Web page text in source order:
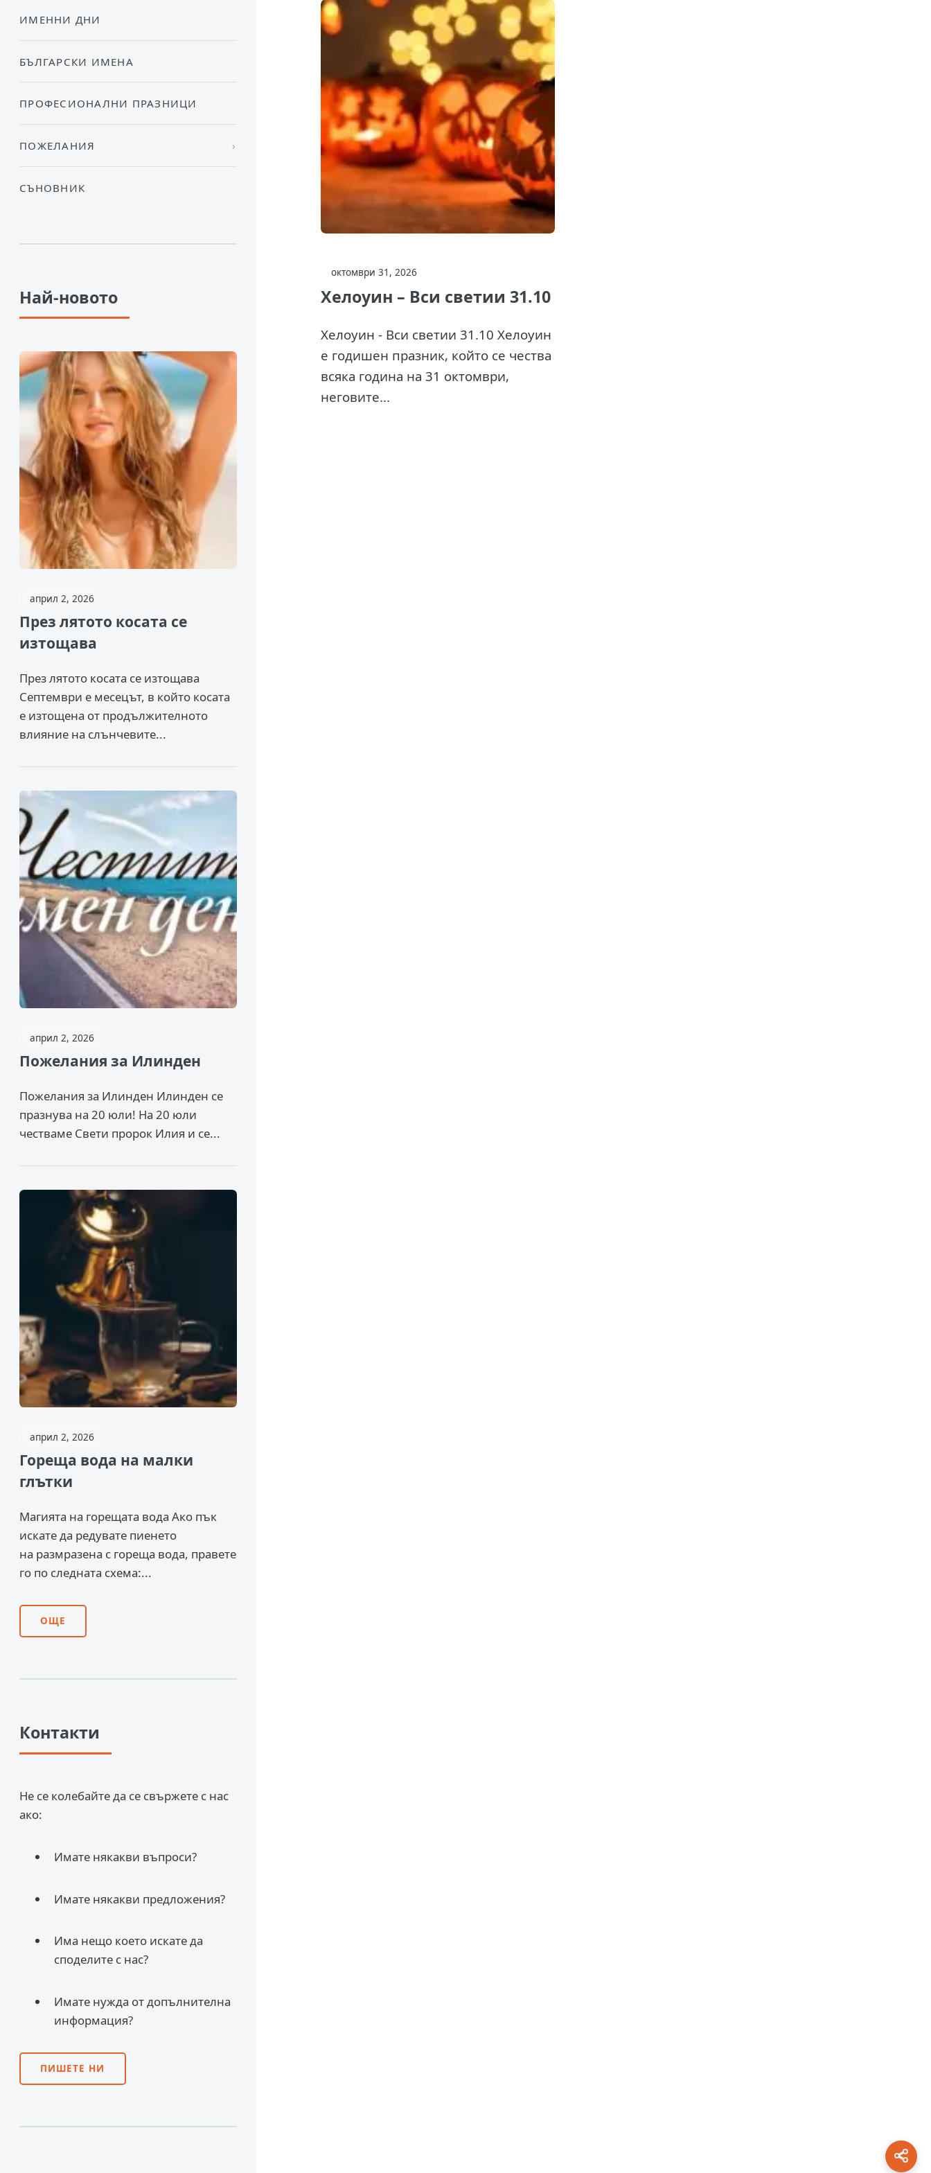
октомври 31, 2026
Хелоуин – Вси светии 31.10
Хелоуин - Вси светии 31.10 Хелоуин
е годишен празник, който се чества
всяка година на 31 октомври,
неговите...
ИМЕННИ ДНИ
БЪЛГАРСКИ ИМЕНА
ПРОФЕСИОНАЛНИ ПРАЗНИЦИ
ПОЖЕЛАНИЯ
СЪНОВНИК
Най-новото
април 2, 2026
През лятото косата се
изтощава
През лятото косата се изтощава
Септември е месецът, в който косата
е изтощена от продължителното
влияние на слънчевите...
април 2, 2026
Пожелания за Илинден
Пожелания за Илинден Илинден се
празнува на 20 юли! На 20 юли
честваме Свети пророк Илия и се...
април 2, 2026
Гореща вода на малки
глътки
Магията на горещата вода Ако пък
искате да редувате пиенето
на размразена с гореща вода, правете
го по следната схема:...
ОЩЕ
Контакти
Не се колебайте да се свържете с нас
ако:
Имате някакви въпроси?
Имате някакви предложения?
Има нещо което искате да
споделите с нас?
Имате нужда от допълнителна
информация?
ПИШЕТЕ НИ